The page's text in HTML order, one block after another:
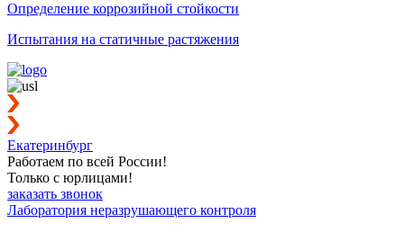
Определение коррозийной стойкости
Испытания на статичные растяжения
Екатеринбург
Работаем по всей России!
Только с юрлицами!
заказать звонок
Лаборатория неразрушающего контроля